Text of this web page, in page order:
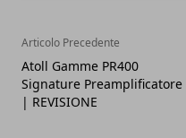
Articolo Precedente
Atoll Gamme PR400
Signature Preamplificatore
| REVISIONE